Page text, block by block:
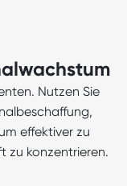
Nutzen Sie
effektiver zu
zu konzentrieren.